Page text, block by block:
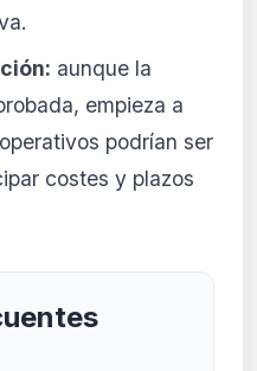
aunque la
empieza a
podrían ser
costes y plazos